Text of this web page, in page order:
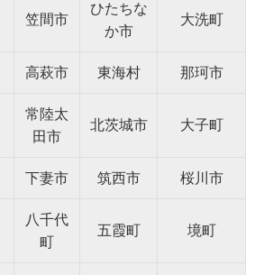
笠間市
ひたちな
か市
大洗町
高萩市 東海村 那珂市
常陸太
田市
北茨城市 大子町
下妻市 筑西市 桜川市
八千代
町
五霞町 境町